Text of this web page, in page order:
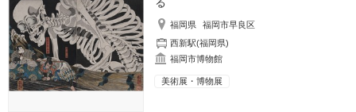
る
福岡県
福岡市早良区
西新駅(福岡県)
福岡市博物館
美術展・博物展